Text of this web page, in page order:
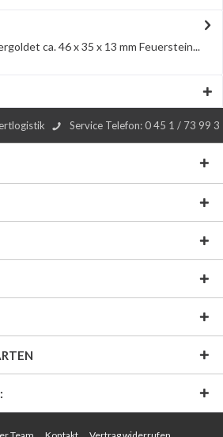
ca. 46 x 35 x 13 mm Feuerstein...
Service Telefon: 0 45 1 / 73 99 3